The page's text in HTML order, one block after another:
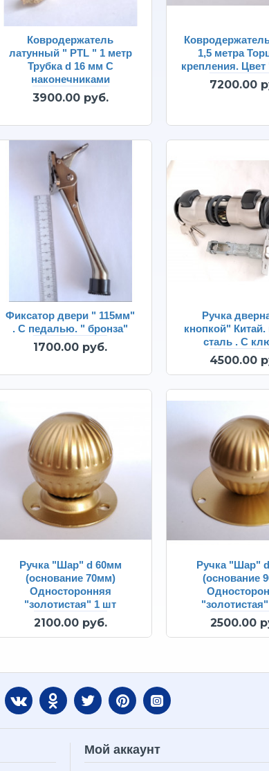
Ковродержатель
латунный " PTL " 1 метр
Трубка d 16 мм С
наконечниками
3900.00 руб.
1,5 метра
крепления. Цвет
7200.00
Фиксатор двери " 115мм"
. С педалью. " бронза"
1700.00 руб.
Ручка
кнопкой" Китай.
сталь . С
4500.00
Ручка "Шар" d 60мм
(основание 70мм)
Односторонняя
"золотистая" 1 шт
2100.00 руб.
Ручка "Шар"
(основание
2500.00
Мой аккаунт